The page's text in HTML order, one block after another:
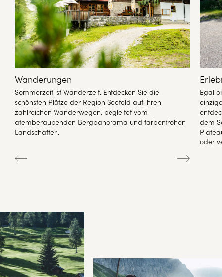
Wanderungen
Sommerzeit ist Wanderzeit. Entdecken Sie die
schönsten Plätze der Region Seefeld auf ihren
zahlreichen Wanderwegen, begleitet vom
atemberaubenden Bergpanorama und farbenfrohen
Landschaften.
Egal
dem
oder